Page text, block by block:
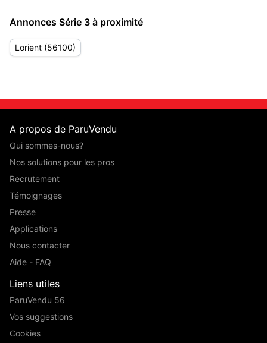
Annonces Série 3 à proximité
Lorient (56100)
A propos de ParuVendu
Qui sommes-nous?
Nos solutions pour les pros
Recrutement
Témoignages
Presse
Applications
Nous contacter
Aide - FAQ
Liens utiles
ParuVendu 56
Vos suggestions
Cookies